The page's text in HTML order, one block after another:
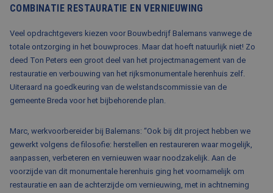
NIEUWS
FAQ
CONTACT
WERKEN BIJ BALEMANS
COMBINATIE RESTAURATIE EN VERNIEUWING
Veel opdrachtgevers kiezen voor Bouwbedrijf Balemans vanwege de
totale ontzorging in het bouwproces. Maar dat hoeft natuurlijk niet! Zo
deed Ton Peters een groot deel van het projectmanagement van de
restauratie en verbouwing van het rijksmonumentale herenhuis zelf.
Uiteraard na goedkeuring van de welstandscommissie van de
gemeente Breda voor het bijbehorende plan.
Marc, werkvoorbereider bij Balemans: “Ook bij dit project hebben we
gewerkt volgens de filosofie: herstellen en restaureren waar mogelijk,
aanpassen, verbeteren en vernieuwen waar noodzakelijk. Aan de
voorzijde van dit monumentale herenhuis ging het voornamelijk om
restauratie en aan de achterzijde om vernieuwing, met in achtneming